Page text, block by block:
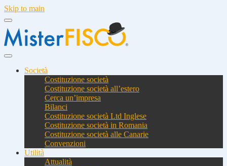
Skip to main
Società
Costituzione società
Costituzione società all’estero
Cerca un’impresa
Bilanci
Costituzione società Ltd Inglese
Costituzione società in Romania
Costituzione società alle Canarie
Convenzioni
Utilità
Attualità